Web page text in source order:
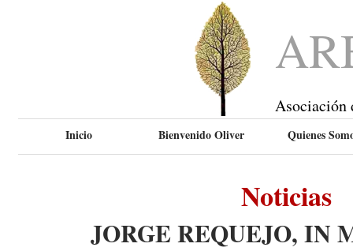
Asociación
Inicio Bienvenido Oliver Quienes
Noticias
JORGE REQUEJO, IN